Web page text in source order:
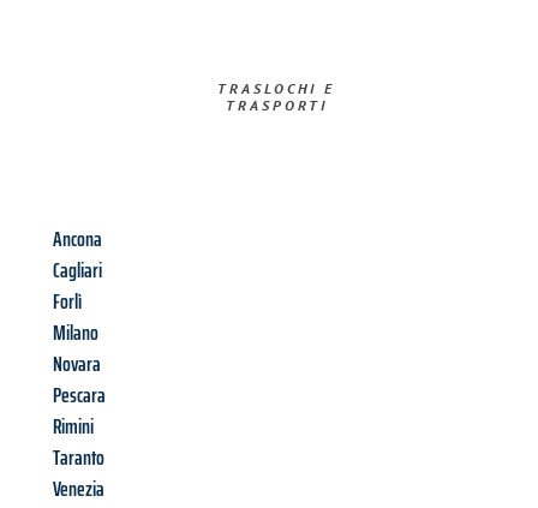
TRASLOCHI E
TRASPORTI​
Ancona
Cagliari
Forlì
Milano
Novara
Pescara
Rimini
Taranto
Venezia